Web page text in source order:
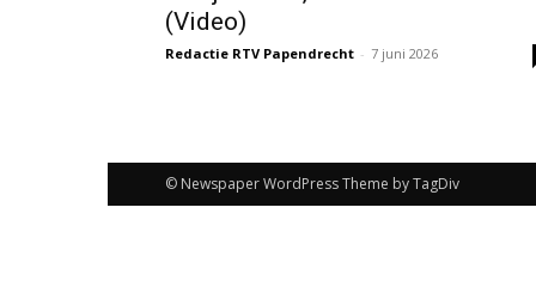
(Video)
Redactie RTV Papendrecht - 7 juni 2026
© Newspaper WordPress Theme by TagDiv